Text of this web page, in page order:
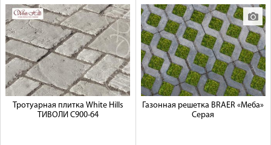
Тротуарная плитка White Hills
ТИВОЛИ С900-64
Газонная решетка BRAER «Меба»
Серая